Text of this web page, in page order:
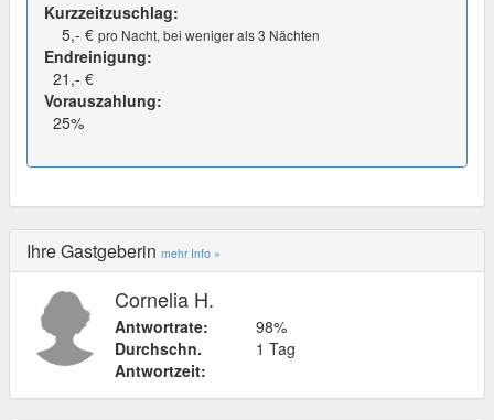
Kurzzeitzuschlag:
5,- € pro Nacht, bei weniger als 3 Nächten
Endreinigung:
21,- €
Vorauszahlung:
25%
Ihre Gastgeberin mehr Info »
Cornelia H.
Antwortrate:
98%
Durchschn.
Antwortzeit:
1 Tag